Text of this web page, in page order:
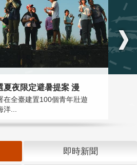
夏夜限定避暑提案 漫
在全臺建置100個青年壯遊
...
即時新聞